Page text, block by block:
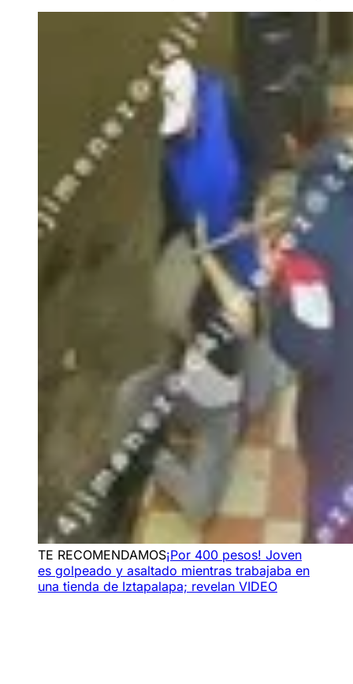
TE RECOMENDAMOS¡Por 400 pesos! Joven
es golpeado y asaltado mientras trabajaba en
una tienda de Iztapalapa; revelan VIDEO